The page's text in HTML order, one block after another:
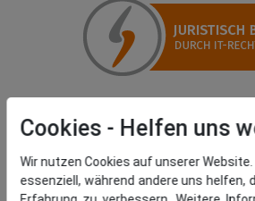
Cookies
Wir nutzen Cookies auf unserer Website.
essenziell, während andere uns helfen,